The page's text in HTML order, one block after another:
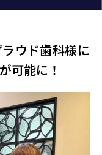
ウド歯科様​に
可能に！